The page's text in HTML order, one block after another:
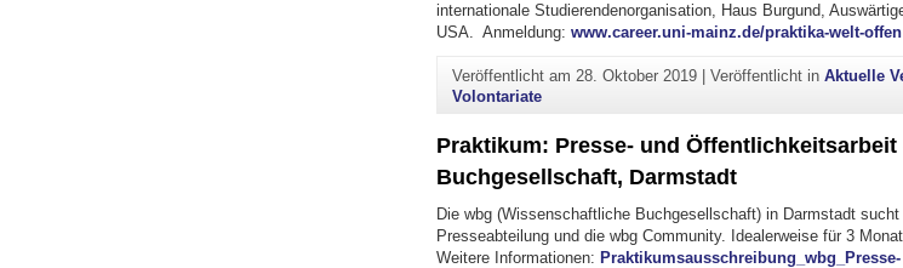
internationale Studierendenorganisation, Haus Burgund,
USA. Anmeldung: www.career.uni-mainz.de/praktika-welt-offen
Veröffentlicht am 28. Oktober 2019 |Veröffentlicht inAktuelle
Volontariate
Praktikum: Presse- und
Buchgesellschaft, Darmstadt
Die wbg (Wissenschaftliche Buchgesellschaft) in Darmstadt
Presseabteilung und die wbg Community. Idealerweise für 3
Weitere Informationen: